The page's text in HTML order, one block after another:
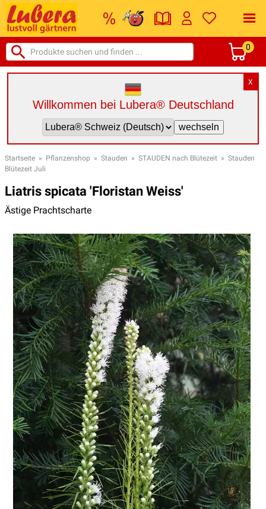
0
X
Willkommen bei Lubera® Deutschland
Startseite » Pflanzenshop » Stauden » STAUDEN nach Blütezeit » Stauden
Blütezeit Juli
Liatris spicata 'Floristan Weiss'
Ästige Prachtscharte